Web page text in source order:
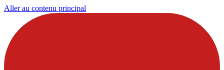
Aller au contenu principal